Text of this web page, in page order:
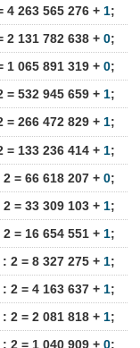
4 263 565 276 + 1;
2 131 782 638 + 0;
1 065 891 319 + 0;
= 532 945 659 + 1;
= 266 472 829 + 1;
= 133 236 414 + 1;
= 66 618 207 + 0;
= 33 309 103 + 1;
= 16 654 551 + 1;
2 = 8 327 275 + 1;
2 = 4 163 637 + 1;
2 = 2 081 818 + 1;
2 = 1 040 909 + 0;